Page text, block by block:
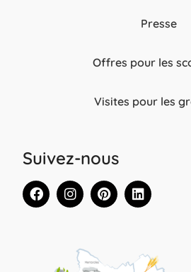
Presse
Offres pour les
Visites pour les
Suivez-nous